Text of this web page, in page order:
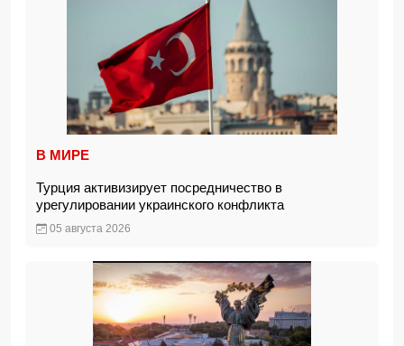
В МИРЕ
Турция активизирует посредничество в
урегулировании украинского конфликта
05 августа 2026